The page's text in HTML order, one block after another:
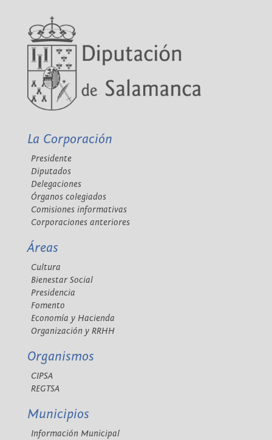
La Corporación
Presidente
Diputados
Delegaciones
Órganos colegiados
Comisiones informativas
Corporaciones anteriores
Áreas
Cultura
Bienestar Social
Presidencia
Fomento
Economía y Hacienda
Organización y RRHH
Organismos
CIPSA
REGTSA
Municipios
Información Municipal